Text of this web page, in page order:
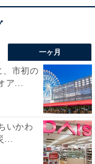
一ヶ月
、市初の
ア...
いかわ
...